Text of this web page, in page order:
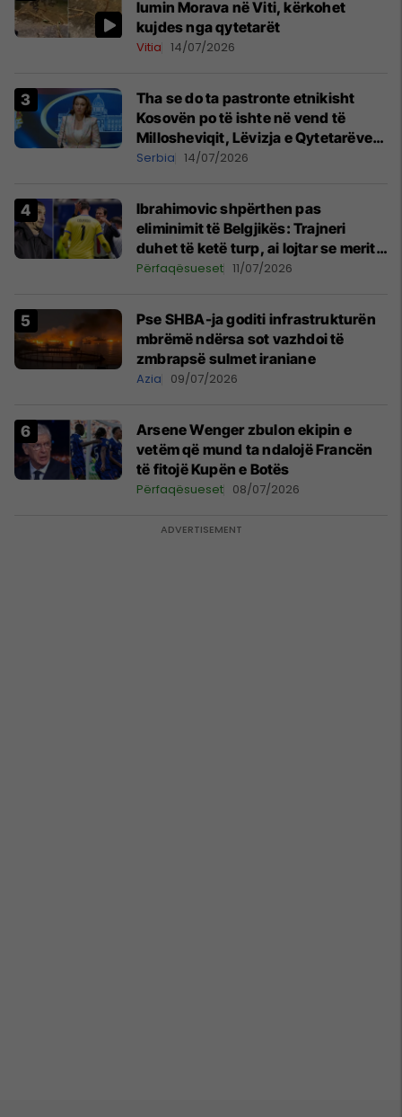
lumin Morava në Viti, kërkohet
kujdes nga qytetarët
Vitia 14/07/2026
Tha se do ta pastronte etnikisht
Kosovën po të ishte në vend të
Millosheviqit, Lëvizja e Qytetarëve
të Lirë në Serbi kërkon shkarkimin e
Serbia 14/07/2026
Ibrahimovic shpërthen pas
eliminimit të Belgjikës: Trajneri
duhet të ketë turp, ai lojtar se meritoi
të luante
Përfaqësueset 11/07/2026
Pse SHBA-ja goditi infrastrukturën
mbrëmë ndërsa sot vazhdoi të
zmbrapsë sulmet iraniane
Azia 09/07/2026
Arsene Wenger zbulon ekipin e
vetëm që mund ta ndalojë Francën
të fitojë Kupën e Botës
Përfaqësueset 08/07/2026